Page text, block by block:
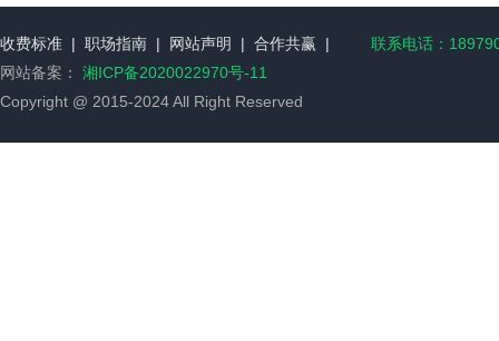
收费标准 | 职场指南 | 网站声明 | 合作共赢 |
联系电话：
网站备案： 湘ICP备2020022970号-11
Copyright @ 2015-2024 All Right Reserved